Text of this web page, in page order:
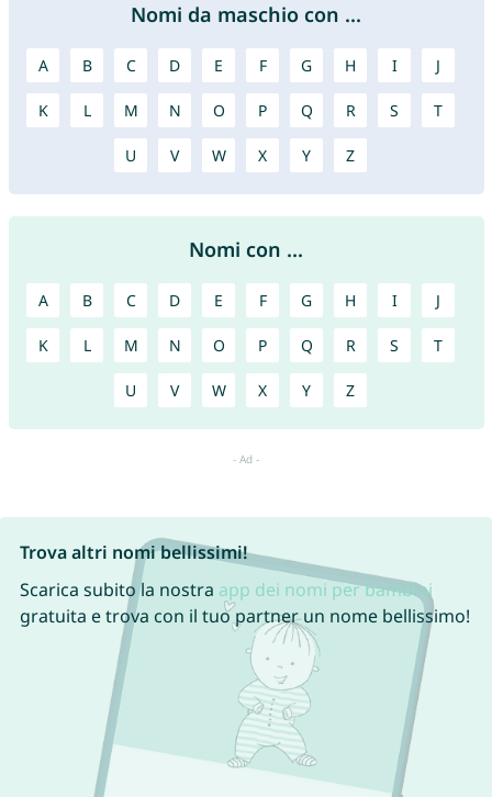
Nomi da maschio con ...
A B C D E F G H I J
K L M N O P Q R S T
U V W X Y Z
Nomi con ...
A B C D E F G H I J
K L M N O P Q R S T
U V W X Y Z
Trova altri nomi bellissimi!
Scarica subito la nostra app dei nomi per bambini
gratuita e trova con il tuo partner un nome bellissimo!